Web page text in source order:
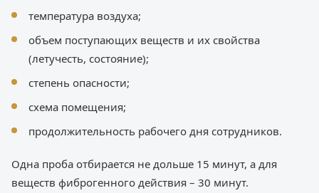
температура воздуха;
объем поступающих веществ и их свойства
(летучесть, состояние);
степень опасности;
схема помещения;
продолжительность рабочего дня сотрудников.
Одна проба отбирается не дольше 15 минут, а для
веществ фиброгенного действия – 30 минут.